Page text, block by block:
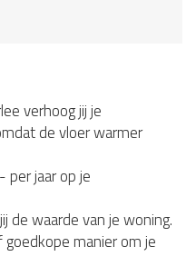
verhoog jij je
de vloer warmer
per jaar op je
de waarde van je woning.
manier om je